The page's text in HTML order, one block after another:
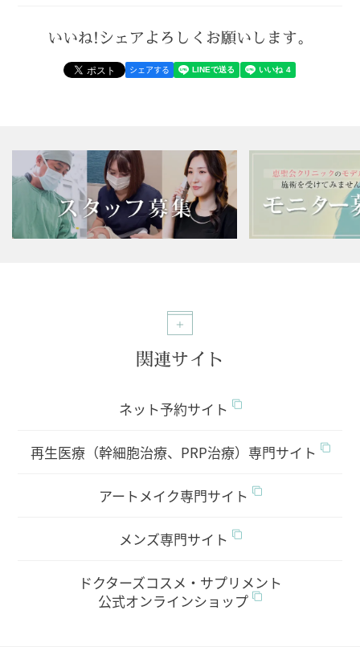
いいね!シェアよろしくお願いします。
シェアする
関連サイト
ネット予約サイト
再生医療（幹細胞治療、PRP治療）専門サイト
アートメイク専門サイト
メンズ専門サイト
ドクターズコスメ・サプリメント
公式オンラインショップ